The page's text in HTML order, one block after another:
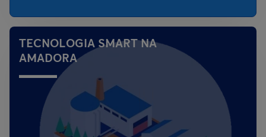
TECNOLOGIA SMART NA
AMADORA